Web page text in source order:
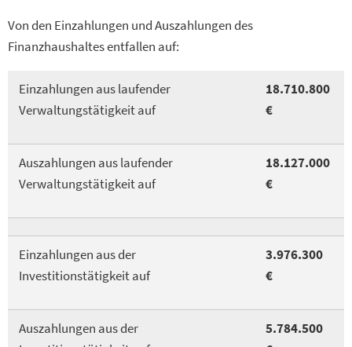
Von den Einzahlungen und Auszahlungen des
Finanzhaushaltes entfallen auf:
Einzahlungen aus laufender
Verwaltungstätigkeit auf
18.710.800
€
Auszahlungen aus laufender
Verwaltungstätigkeit auf
18.127.000
€
Einzahlungen aus der
Investitionstätigkeit auf
3.976.300
€
Auszahlungen aus der
5.784.500